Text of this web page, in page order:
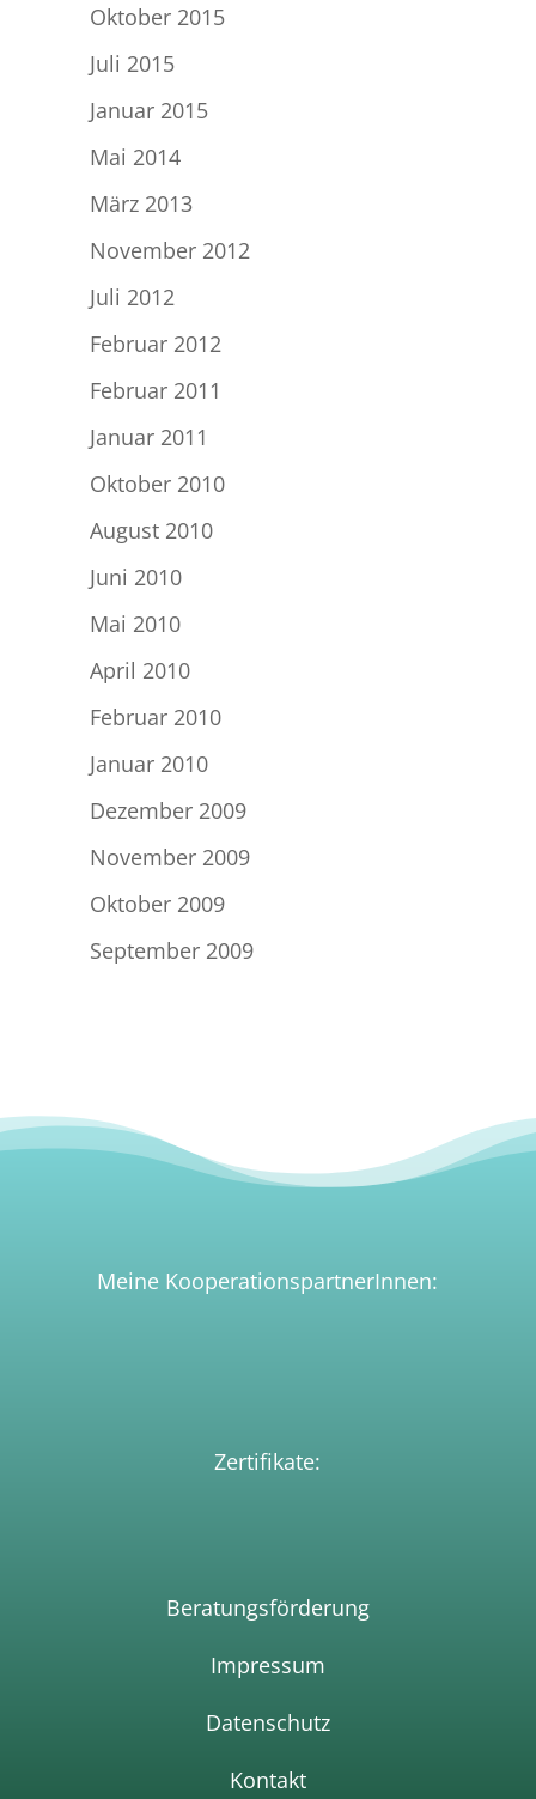
Oktober 2015
Juli 2015
Januar 2015
Mai 2014
März 2013
November 2012
Juli 2012
Februar 2012
Februar 2011
Januar 2011
Oktober 2010
August 2010
Juni 2010
Mai 2010
April 2010
Februar 2010
Januar 2010
Dezember 2009
November 2009
Oktober 2009
September 2009
Meine KooperationspartnerInnen:
Zertifikate:
Beratungsförderung
Impressum
Datenschutz
Kontakt